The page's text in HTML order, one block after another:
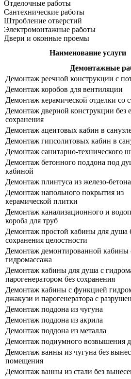
Отделочные работы
Сантехнические работы
Штробление отверстий
Электромонтажные работы
Двери и оконные проемы
Наименование услуги
Демонтажные
Демонтаж реечной конструкции с
Демонтаж коробов для вентиляции
Демонтаж керамической отделки со
Демонтаж дверной конструкции без
сохранения
Демонтаж ацеитовых кабин в
Демонтаж гипсолитовых кабин в
Демонтаж санитарно-технического
Демонтаж бетонного поддона под
кабиной
Демонтаж плинтуса из железо-бетона
Демонтаж напольного покрытия из
керамической плитки
Демонтаж канализационного и
короба для труб
Демонтаж простой кабины для душа
сохранения целостности
Демонтаж демонтированной кабины
гидромассажа
Демонтаж кабины для душа с
парогенератором без сохранения
Демонтаж кабины с функцией
джакузи и парогенератора с
Демонтаж поддона из чугуна
Демонтаж поддона из акрила
Демонтаж поддона из металла
Демонтаж подиумного возвышения
Демонтаж ванны из чугуна без
помещения
Демонтаж ванны из стали без